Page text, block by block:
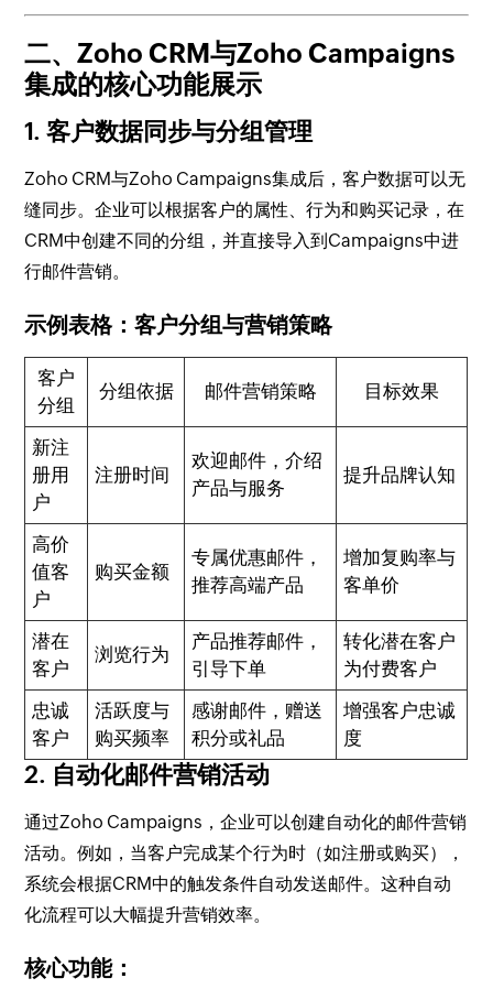
二、Zoho CRM与Zoho Campaigns
集成的核心功能展示
1. 客户数据同步与分组管理
Zoho CRM与Zoho Campaigns集成后，客户数据可以无
缝同步。企业可以根据客户的属性、行为和购买记录，在
CRM中创建不同的分组，并直接导入到Campaigns中进
行邮件营销。
示例表格：客户分组与营销策略
客户
分组
分组依据 邮件营销策略 目标效果
新注
册用
户
注册时间
欢迎邮件，介绍
产品与服务
提升品牌认知
高价
值客
户
购买金额
专属优惠邮件，
推荐高端产品
增加复购率与
客单价
潜在
客户
浏览行为
产品推荐邮件，
引导下单
转化潜在客户
为付费客户
忠诚
客户
活跃度与
购买频率
感谢邮件，赠送
积分或礼品
增强客户忠诚
度
2. 自动化邮件营销活动
通过Zoho Campaigns，企业可以创建自动化的邮件营销
活动。例如，当客户完成某个行为时（如注册或购买），
系统会根据CRM中的触发条件自动发送邮件。这种自动
化流程可以大幅提升营销效率。
核心功能：